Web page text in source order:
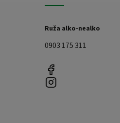
Ruža alko-nealko
0903 175 311